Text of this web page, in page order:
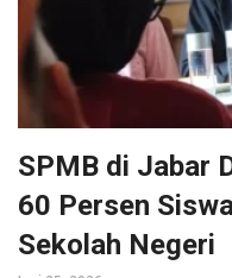
SPMB di Jabar
60 Persen
Sekolah Negeri